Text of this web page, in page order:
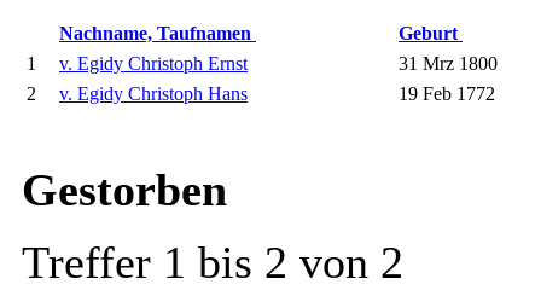
Nachname, Taufnamen
Geburt
1
v. Egidy Christoph Ernst
31 Mrz 1800
2
v. Egidy Christoph Hans 19 Feb 1772
Gestorben
Treffer 1 bis 2 von 2